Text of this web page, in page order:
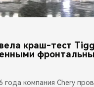
краш-тест
года компания Chery